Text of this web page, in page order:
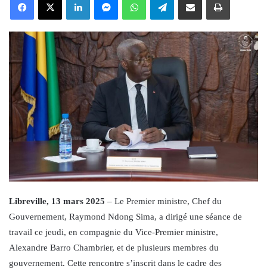
Libreville, 13 mars 2025 – Le Premier ministre, Chef du
Gouvernement, Raymond Ndong Sima, a dirigé une séance de
travail ce jeudi, en compagnie du Vice-Premier ministre,
Alexandre Barro Chambrier, et de plusieurs membres du
gouvernement. Cette rencontre s’inscrit dans le cadre des